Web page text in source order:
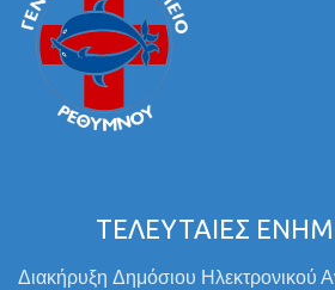
ΤΕΛΕΥΤΑΙΕΣ
Διακήρυξη Δημόσιου Ηλεκτρονικού